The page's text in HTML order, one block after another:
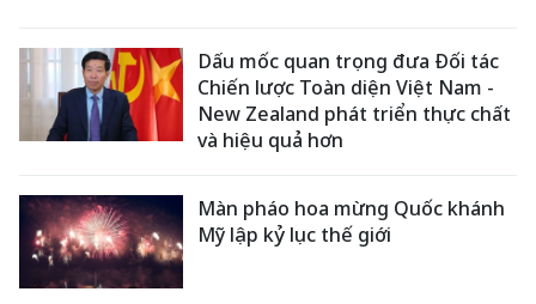
Dấu mốc quan trọng đưa Đối tác
Chiến lược Toàn diện Việt Nam -
New Zealand phát triển thực chất
và hiệu quả hơn
Màn pháo hoa mừng Quốc khánh
Mỹ lập kỷ lục thế giới